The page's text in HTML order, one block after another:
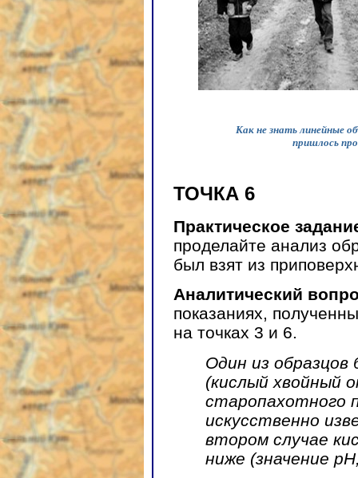
Как не знать линейные
пришлось
ТОЧКА 6
Практическое
проделайте анализ
был взят из
Аналитический
показаниях,
на точках 3 и 6.
Один из образцов
(кислый хвойный
старопахотного
искусственно
втором случае
ниже (значение